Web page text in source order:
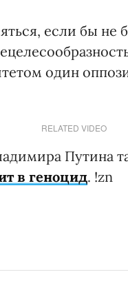
если бы не
один
RELATED VIDEO
Путина
в геноцид. !zn